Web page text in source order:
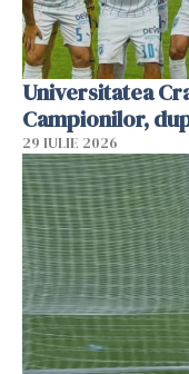
Universitatea
Campionilor,
29 IULIE 2026